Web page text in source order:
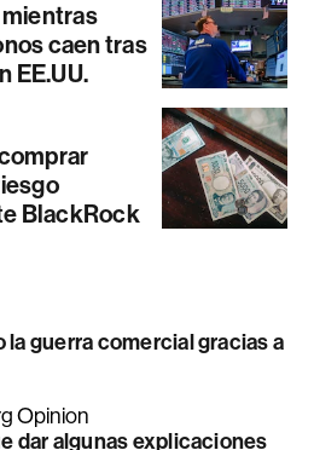
caen tras
EE.UU.
BlackRock
la guerra comercial gracias a
Opinion
dar algunas explicaciones